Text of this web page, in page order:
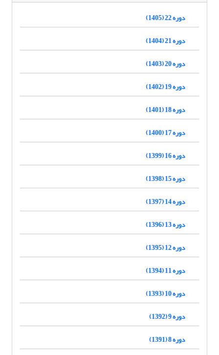
دوره 22 (1405)
دوره 21 (1404)
دوره 20 (1403)
دوره 19 (1402)
دوره 18 (1401)
دوره 17 (1400)
دوره 16 (1399)
دوره 15 (1398)
دوره 14 (1397)
دوره 13 (1396)
دوره 12 (1395)
دوره 11 (1394)
دوره 10 (1393)
دوره 9 (1392)
دوره 8 (1391)